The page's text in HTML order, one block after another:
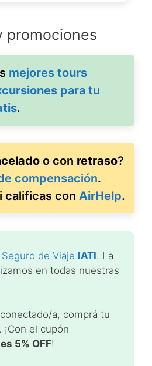
promociones
mejores tours
para tu
.
o con retraso?
compensación.
calificas con AirHelp.
de Viaje IATI. La
en todas nuestras
a, comprá tu
. ¡Con el cupón
5% OFF!